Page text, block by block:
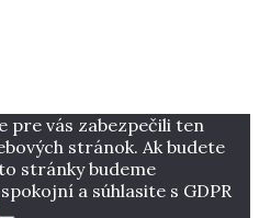
pre vás zabezpečili ten
stránok. Ak budete
stránky budeme
a súhlasite s GDPR